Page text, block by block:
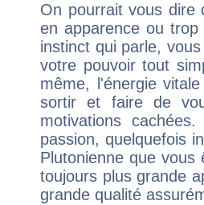
On pourrait vous dire
en apparence ou
instinct qui parle,
votre pouvoir tout
même, l'énergie
sortir et faire de
motivations
passion, quelquefois
Plutonienne que
toujours plus grande
grande qualité